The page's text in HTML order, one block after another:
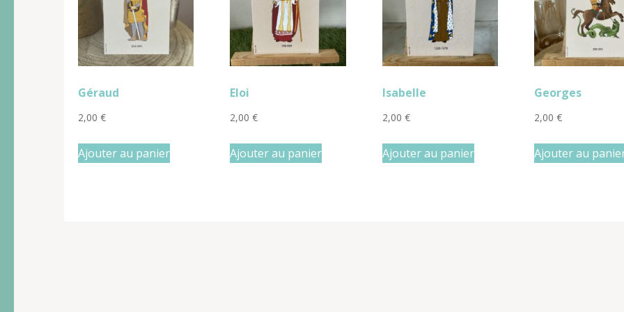
Géraud
2,00 €
Ajouter au panier
Eloi
2,00€
Ajouter au panier
Isabelle
2,00 €
Ajouter au panier
Georges
2,00€
Ajouter au